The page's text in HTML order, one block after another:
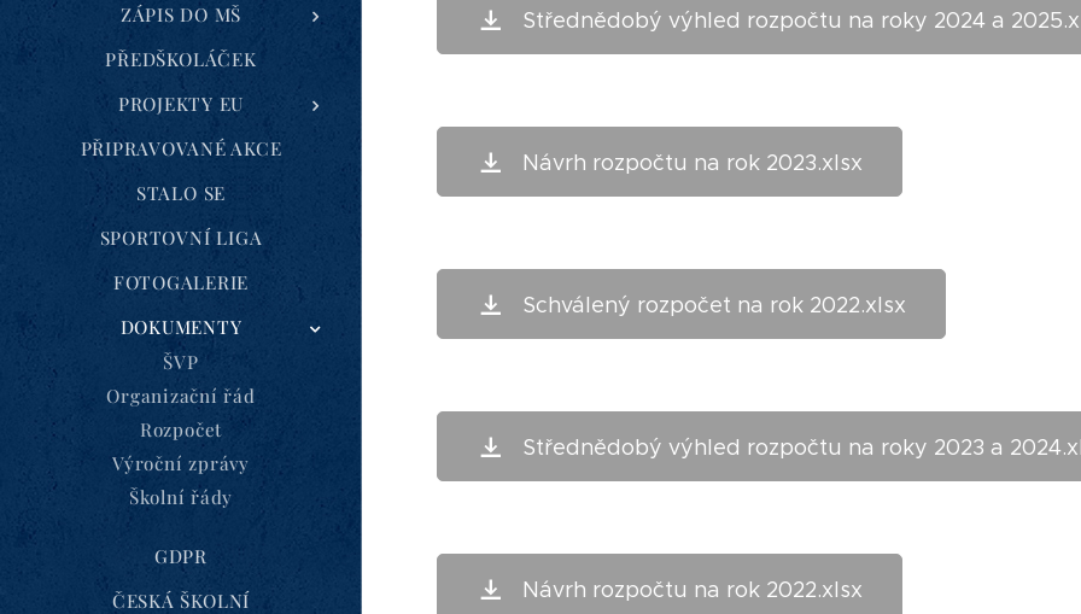
ZÁPIS DO MŠ
PŘEDŠKOLÁČEK
PROJEKTY EU
PŘIPRAVOVANÉ AKCE
STALO SE
SPORTOVNÍ LIGA
FOTOGALERIE
DOKUMENTY
ŠVP
Organizační řád
Rozpočet
Výroční zprávy
Školní řády
GDPR
ČESKÁ ŠKOLNÍ
Střednědobý výhled rozpočtu na roky 2024 a
Návrh rozpočtu na rok 2023.xlsx
Schválený rozpočet na rok 2022.xlsx
Střednědobý výhled rozpočtu na roky 2023 a
Návrh rozpočtu na rok 2022.xlsx